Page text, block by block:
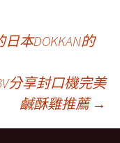
本DOKKAN的
分享封口機完美
鹹酥雞推薦 →